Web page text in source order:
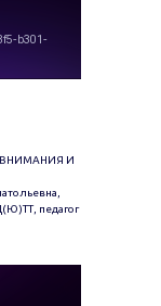
ВНИМАНИЯ И
педагог